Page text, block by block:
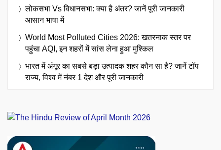
लोकसभा Vs विधानसभा: क्या है अंतर? जानें पूरी जानकारी
आसान भाषा में
World Most Polluted Cities 2026: खतरनाक स्तर पर
पहुंचा AQI, इन शहरों में सांस लेना हुआ मुश्किल
भारत में अंगूर का सबसे बड़ा उत्पादक शहर कौन सा है? जानें टॉप
राज्य, विश्व में नंबर 1 देश और पूरी जानकारी